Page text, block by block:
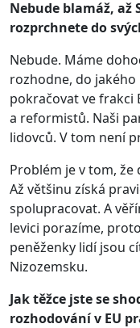
Nebude blamáž, až
rozprchnete do
Nebude. Máme
rozhodne, do
pokračovat ve frakci
a reformistů. Naši
lidovců. V tom není
Problém je v tom, že
Až většinu získá
spolupracovat. A
levici porazíme,
peněženky lidí jsou
Nizozemsku.
Jak těžce jste se
rozhodování v EU